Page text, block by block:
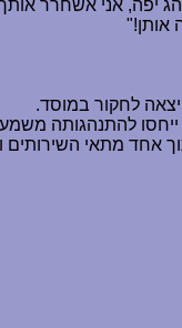
יפה, אני אשחרר
אותן!"
לחקור במוסד.
להתנהגותה
אחד מתאי